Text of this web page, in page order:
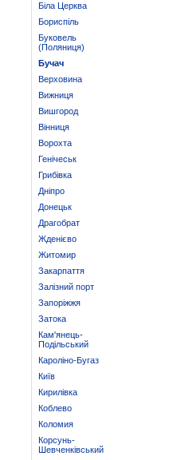
Біла Церква
Бориспіль
Буковель
(Поляниця)
Бучач
Верховина
Вижниця
Вишгород
Вінниця
Ворохта
Генічеськ
Грибівка
Дніпро
Донецьк
Драгобрат
Жденієво
Житомир
Закарпаття
Залізний порт
Запоріжжя
Затока
Кам'янець-
Подільський
Кароліно-Бугаз
Київ
Кирилівка
Коблево
Коломия
Корсунь-
Шевченківський